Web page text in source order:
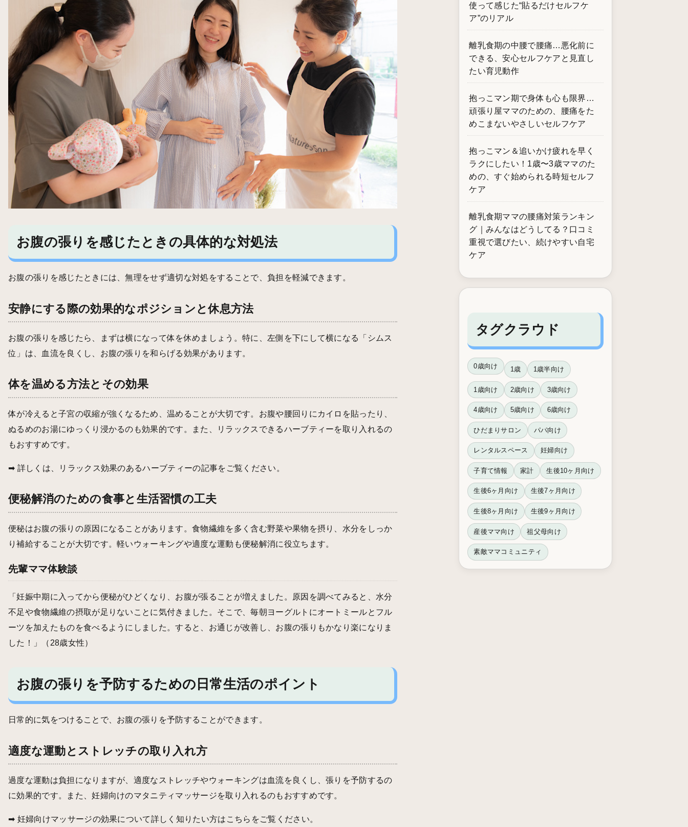
お腹の張りを感じたときの具体的な対処法
お腹の張りを感じたときには、無理をせず適切な対処をすることで、負担を軽減できます。
安静にする際の効果的なポジションと休息方法
お腹の張りを感じたら、まずは横になって体を休めましょう。特に、左側を下にして横になる「シムス
位」は、血流を良くし、お腹の張りを和らげる効果があります。
体を温める方法とその効果
体が冷えると子宮の収縮が強くなるため、温めることが大切です。お腹や腰回りにカイロを貼ったり、
ぬるめのお湯にゆっくり浸かるのも効果的です。また、リラックスできるハーブティーを取り入れるの
もおすすめです。
➡ 詳しくは、 リラックス効果のあるハーブティーの記事をご覧ください。
便秘解消のための食事と生活習慣の工夫
便秘はお腹の張りの原因になることがあります。食物繊維を多く含む野菜や果物を摂り、水分をしっか
り補給することが大切です。軽いウォーキングや適度な運動も便秘解消に役立ちます。
先輩ママ体験談
「妊娠中期に入ってから便秘がひどくなり、お腹が張ることが増えました。原因を調べてみると、水分
不足や食物繊維の摂取が足りないことに気付きました。そこで、毎朝ヨーグルトにオートミールとフル
ーツを加えたものを食べるようにしました。すると、お通じが改善し、お腹の張りもかなり楽になりま
した！」（28歳女性）
お腹の張りを予防するための日常生活のポイント
日常的に気をつけることで、お腹の張りを予防することができます。
適度な運動とストレッチの取り入れ方
過度な運動は負担になりますが、適度なストレッチやウォーキングは血流を良くし、張りを予防するの
に効果的です。また、妊婦向けのマタニティマッサージを取り入れるのもおすすめです。
➡ 妊婦向けマッサージの効果について詳しく知りたい方はこちらをご覧ください。
使って感じた“貼るだけセルフケ
ア”のリアル
離乳食期の中腰で腰痛…悪化前に
できる、安心セルフケアと見直し
たい育児動作
抱っこマン期で身体も心も限界…
頑張り屋ママのための、腰痛をた
めこまないやさしいセルフケア
抱っこマン＆追いかけ疲れを早く
ラクにしたい！1歳〜3歳ママのた
めの、すぐ始められる時短セルフ
ケア
離乳食期ママの腰痛対策ランキン
グ｜みんなはどうしてる？口コミ
重視で選びたい、続けやすい自宅
ケア
タグクラウド
0歳向け 1歳 1歳半向け
1歳向け 2歳向け 3歳向け
4歳向け 5歳向け 6歳向け
ひだまりサロン パパ向け
レンタルスペース 妊婦向け
子育て情報 家計 生後10ヶ月向け
生後6ヶ月向け 生後7ヶ月向け
生後8ヶ月向け 生後9ヶ月向け
産後ママ向け 祖父母向け
素敵ママコミュニティ